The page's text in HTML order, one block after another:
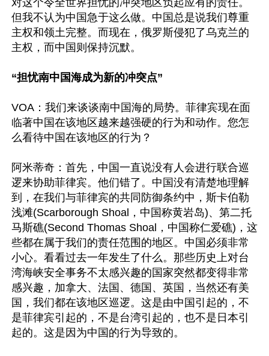
对这个令全世界担忧的冲突地区负起应有的责任。
但我不认为中国急于这么做。中国总是说我们尊重
主权和领土完整。而现在，俄罗斯侵犯了乌克兰的
主权，而中国则保持沉默。
“担忧南中国海成为新的冲突点”
VOA：我们来谈谈南中国海的局势。菲律宾现在面
临著中国在该地区越来越强硬的行为和动作。您怎
么看待中国在该地区的行为？
阿米蒂奇：首先，中国一直说没有人会进行联合巡
逻来协助菲律宾。他们错了。中国没有清楚地理解
到，在我们与菲律宾的共同防御条约中，斯卡伯勒
浅滩(Scarborough Shoal，中国称黄岩岛)、第二托
马斯礁(Second Thomas Shoal，中国称仁爱礁)，这
些都在属于我们的责任范围的地区。中国必须非常
小心。看看过去一年发生了什么。那些历史上对台
湾海峡安全事务不太感兴趣的国家突然都变得非常
感兴趣，加拿大、法国、德国、英国，当然还有美
国，我们都在该地区巡逻。这是由中国引起的，不
是菲律宾引起的，不是台湾引起的，也不是日本引
起的。这是因为中国的行为导致的。